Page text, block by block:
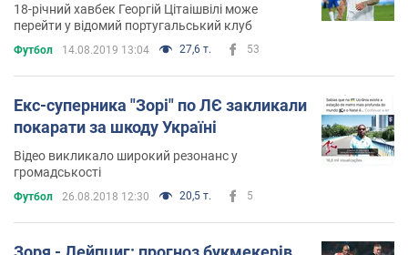
18-річний хавбек Георгій Цітаішвілі може
перейти у відомий португальський клуб
Футбол 14.08.2019 13:04 27,6 т. 53
Екс-суперника "Зорі" по ЛЄ закликали
покарати за шкоду Україні
Відео викликало широкий резонанс у
громадськості
Футбол 26.08.2018 12:30 20,5 т. 5